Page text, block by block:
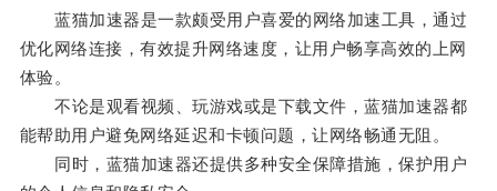
蓝猫加速器是一款颇受用户喜爱的网络加速工具，通过
优化网络连接，有效提升网络速度，让用户畅享高效的上网
体验。
不论是观看视频、玩游戏或是下载文件，蓝猫加速器都
能帮助用户避免网络延迟和卡顿问题，让网络畅通无阻。
同时，蓝猫加速器还提供多种安全保障措施，保护用户